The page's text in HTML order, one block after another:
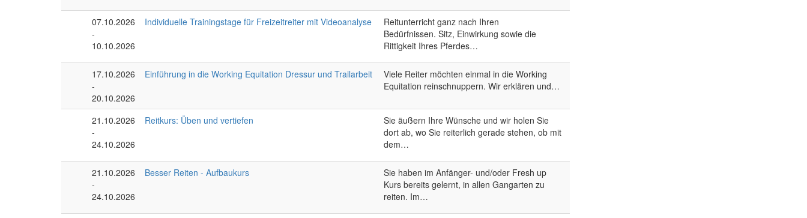
07.10.2026
-
10.10.2026
Individuelle Trainingstage für Freizeitreiter mit Videoanalyse
Reitunterricht ganz nach Ihren
Bedürfnissen. Sitz, Einwirkung sowie die
Rittigkeit Ihres Pferdes…
17.10.2026
-
20.10.2026
Einführung in die Working Equitation Dressur und Trailarbeit
Viele Reiter möchten einmal in die Working
Equitation reinschnuppern. Wir erklären und…
21.10.2026
-
24.10.2026
Reitkurs: Üben und vertiefen
Sie äußern Ihre Wünsche und wir holen Sie
dort ab, wo Sie reiterlich gerade stehen, ob mit
dem…
21.10.2026
-
24.10.2026
Besser Reiten - Aufbaukurs
Sie haben im Anfänger- und/oder Fresh up
Kurs bereits gelernt, in allen Gangarten zu
reiten. Im…